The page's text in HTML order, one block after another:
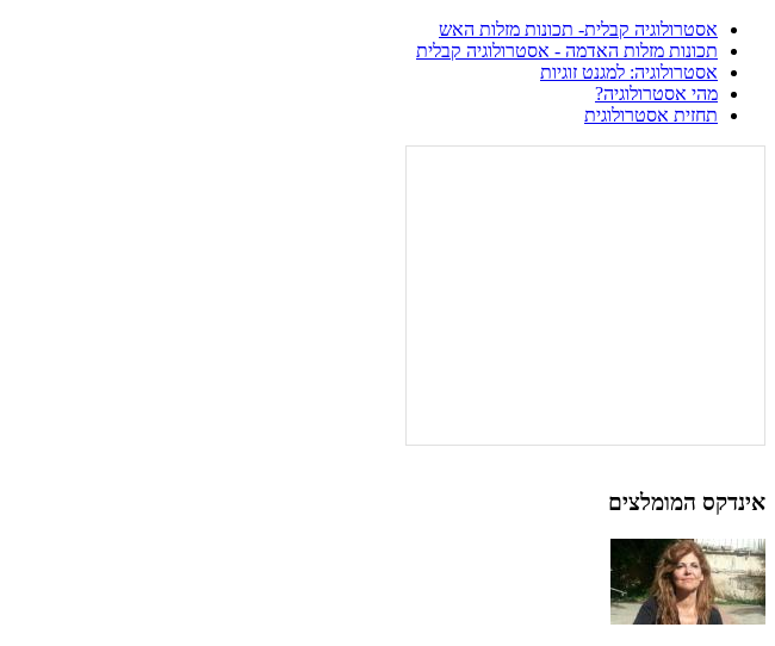
אסטרולוגיה קבלית- תכונות מזלות האש
תכונות מזלות האדמה - אסטרולוגיה קבלית
אסטרולוגיה: למגנט זוגיות
מהי אסטרולוגיה?
תחזית אסטרולוגית
אינדקס המומלצים